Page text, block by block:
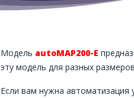
Модель autoMAP200-E
эту модель для разных
Если вам нужна